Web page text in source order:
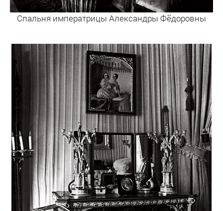
Спальня императрицы Александры Фёдоровны